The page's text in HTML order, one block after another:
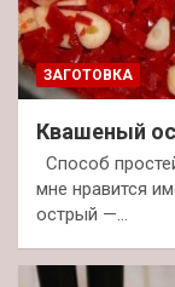
ЗАГОТОВКА
Квашеный
Способ
мне нравится
острый —…